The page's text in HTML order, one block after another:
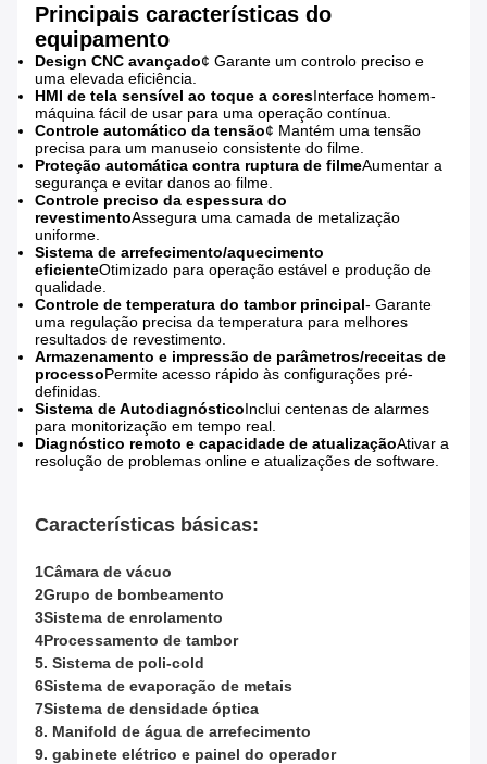
Principais características do
equipamento
Design CNC avançado¢ Garante um controlo preciso e
uma elevada eficiência.
HMI de tela sensível ao toque a coresInterface homem-
máquina fácil de usar para uma operação contínua.
Controle automático da tensão¢ Mantém uma tensão
precisa para um manuseio consistente do filme.
Proteção automática contra ruptura de filmeAumentar a
segurança e evitar danos ao filme.
Controle preciso da espessura do
revestimentoAssegura uma camada de metalização
uniforme.
Sistema de arrefecimento/aquecimento
eficienteOtimizado para operação estável e produção de
qualidade.
Controle de temperatura do tambor principal- Garante
uma regulação precisa da temperatura para melhores
resultados de revestimento.
Armazenamento e impressão de parâmetros/receitas de
processoPermite acesso rápido às configurações pré-
definidas.
Sistema de AutodiagnósticoInclui centenas de alarmes
para monitorização em tempo real.
Diagnóstico remoto e capacidade de atualizaçãoAtivar a
resolução de problemas online e atualizações de software.
Características básicas:
1Câmara de vácuo
2Grupo de bombeamento
3Sistema de enrolamento
4Processamento de tambor
5. Sistema de poli-cold
6Sistema de evaporação de metais
7Sistema de densidade óptica
8. Manifold de água de arrefecimento
9. gabinete elétrico e painel do operador